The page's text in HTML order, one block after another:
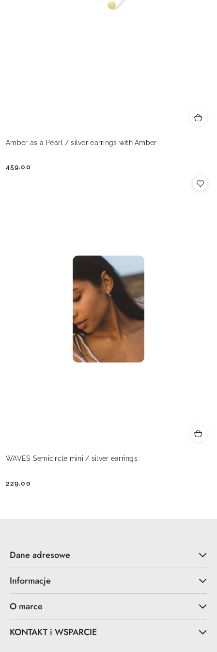
Amber as a Pearl / silver earrings with Amber
Cena:
459.00
WAVES Semicircle mini / silver earrings
Cena:
229.00
Dane adresowe
Informacje
O marce
KONTAKT i WSPARCIE